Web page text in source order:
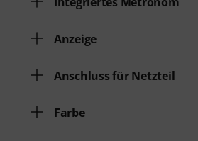
Anzeige
Anschluss für Netzteil
Farbe